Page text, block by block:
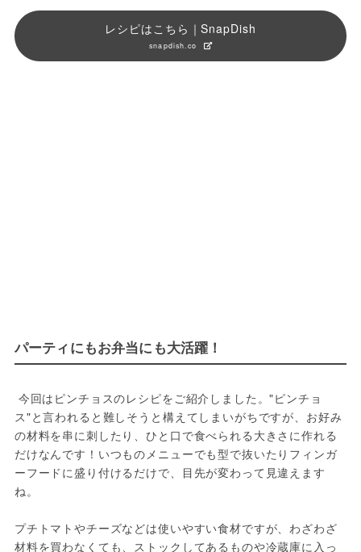
レシピはこちら｜SnapDish
snapdish.co
パーティにもお弁当にも大活躍！
ス"と言われると難しそうと構えてしまいがちですが、お好み
の材料を串に刺したり、ひと口で食べられる大きさに作れる
だけなんです！いつものメニューでも型で抜いたりフィンガ
ーフードに盛り付けるだけで、目先が変わって見違えます
ね。
プチトマトやチーズなどは使いやすい食材ですが、わざわざ
材料を買わなくても、ストックしてあるものや冷蔵庫に入っ